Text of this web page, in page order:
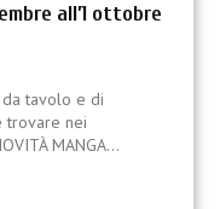
all’1 ottobre
tavolo e di
trovare nei
MANGA…